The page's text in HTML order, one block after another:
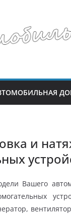
и
Вашего